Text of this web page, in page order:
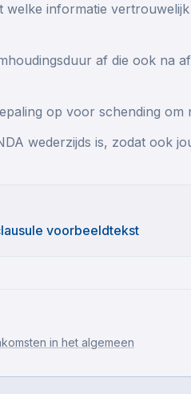
welke informatie
af die ook na
op voor schending om
wederzijds is, zodat ook
voorbeeldtekst
in het algemeen